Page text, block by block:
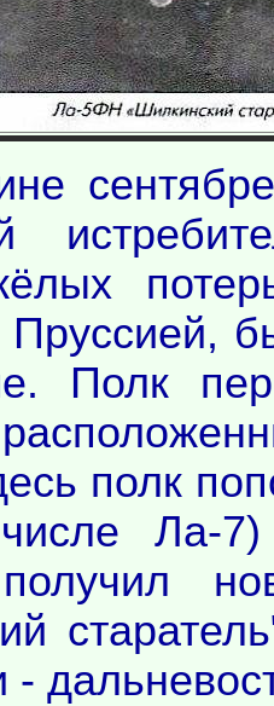
Пруссией,
Полк
полк
Ла-
-